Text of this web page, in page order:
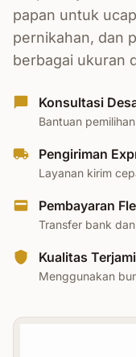
papan untuk
pernikahan, dan
berbagai ukuran
Konsultasi
Bantuan
Pengiriman
Layanan kirim
Pembayaran
Transfer bank
Kualitas
Menggunakan